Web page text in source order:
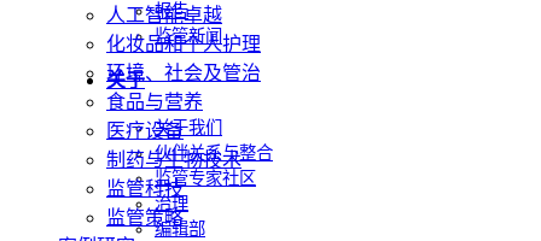
报告
监管新闻
关于
关于我们
伙伴关系与整合
监管专家社区
治理
编辑部
人工智能卓越
化妆品和个人护理
环境、社会及管治
食品与营养
医疗设备
制药与生物技术
监管科技
监管策略